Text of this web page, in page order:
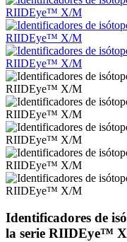
Identificadores de
la serie RIIDEye™